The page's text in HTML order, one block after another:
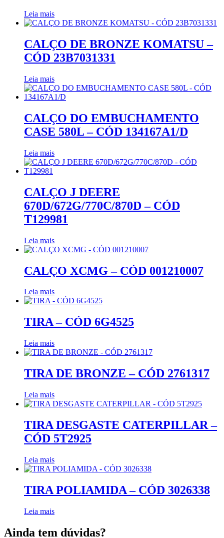
Leia mais
CALÇO DE BRONZE KOMATSU –
CÓD 23B7031331
Leia mais
CALÇO DO EMBUCHAMENTO
CASE 580L – CÓD 134167A1/D
Leia mais
CALÇO J DEERE
670D/672G/770C/870D – CÓD
T129981
Leia mais
CALÇO XCMG – CÓD 001210007
Leia mais
TIRA – CÓD 6G4525
Leia mais
TIRA DE BRONZE – CÓD 2761317
Leia mais
TIRA DESGASTE CATERPILLAR –
CÓD 5T2925
Leia mais
TIRA POLIAMIDA – CÓD 3026338
Leia mais
Ainda tem dúvidas?